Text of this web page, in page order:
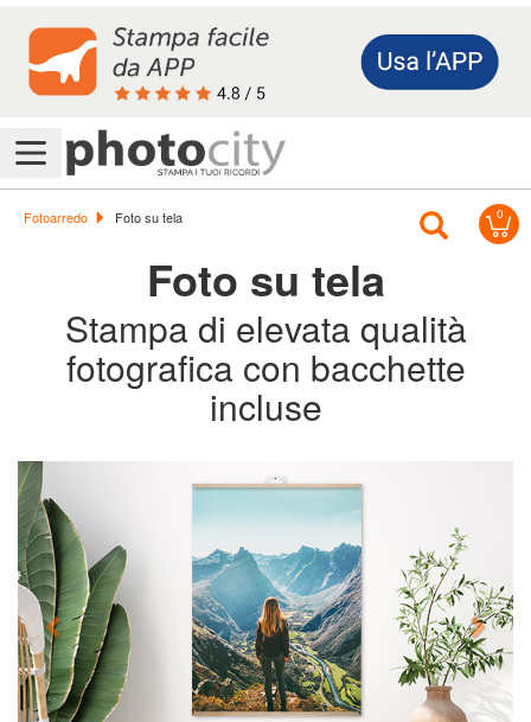
Offerte
Assistenza
Calendari
Fotolibri
Fotoarredo
Fotoregali
Fotoarredo Foto su tela 0
Foto su tela
Stampa di elevata qualità
fotografica con bacchette
incluse